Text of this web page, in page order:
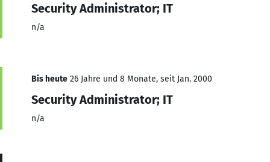
Security Administrator; IT
n/a
Bis heute 26 Jahre und 8 Monate, seit Jan. 2000
Security Administrator; IT
n/a